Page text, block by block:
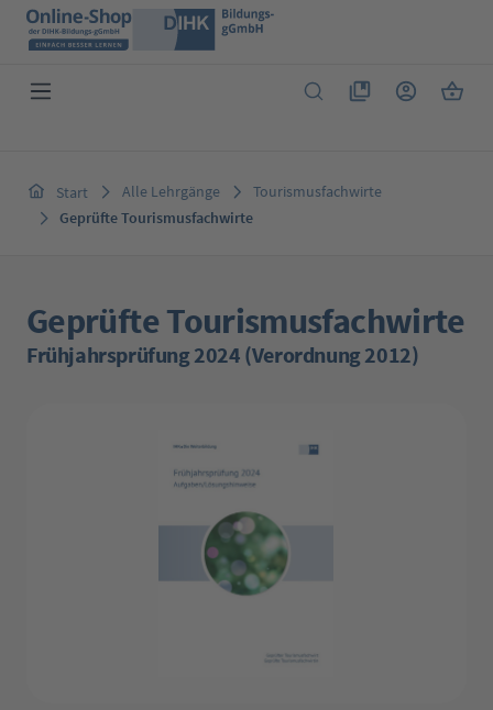
Zum Hauptinhalt springen
Du hast 0 Produkte
Start Alle Lehrgänge
Tourismusfachwirte
Geprüfte Tourismusfachwirte
Geprüfte Tourismusfachwirte
Frühjahrsprüfung 2024 (Verordnung 2012)